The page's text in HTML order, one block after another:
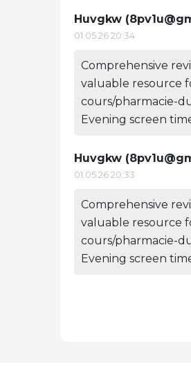
Huvgkw (
01.05.26 20:34
Comprehensive
valuable resource
cours/pharmacie-
Evening screen
Huvgkw (
01.05.26 20:33
Comprehensive
valuable resource
cours/pharmacie-
Evening screen